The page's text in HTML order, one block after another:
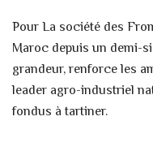
Pour La société des
Maroc depuis un demi-
grandeur, renforce les
leader agro-industriel
fondus à tartiner.